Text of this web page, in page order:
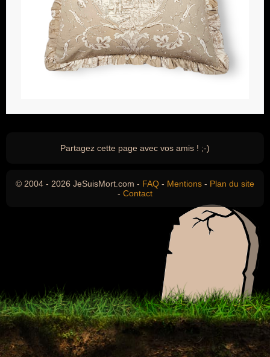
Partagez cette page avec vos amis ! ;-)
© 2004 - 2026 JeSuisMort.com - FAQ - Mentions - Plan du site
- Contact